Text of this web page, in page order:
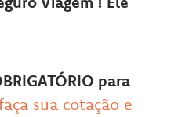
para
sua cotação e